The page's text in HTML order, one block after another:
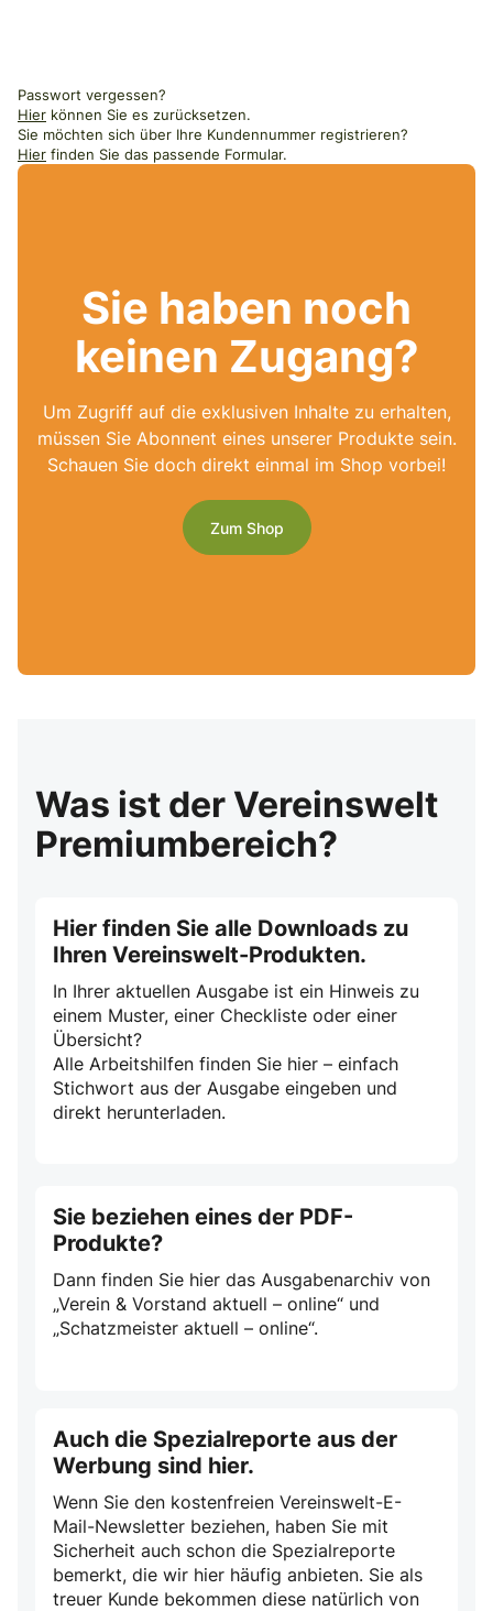
Passwort vergessen?
Hier können Sie es zurücksetzen.
Sie möchten sich über Ihre Kundennummer registrieren?
Hier finden Sie das passende Formular.
Sie haben noch
keinen Zugang?
Um Zugriff auf die exklusiven Inhalte zu erhalten,
müssen Sie Abonnent eines unserer Produkte sein.
Schauen Sie doch direkt einmal im Shop vorbei!
Zum Shop
Was ist der Vereinswelt
Premiumbereich?
Hier finden Sie alle Downloads zu
Ihren Vereinswelt-Produkten.
In Ihrer aktuellen Ausgabe ist ein Hinweis zu
einem Muster, einer Checkliste oder einer
Übersicht?
Alle Arbeitshilfen finden Sie hier – einfach
Stichwort aus der Ausgabe eingeben und
direkt herunterladen.
Sie beziehen eines der PDF-
Produkte?
Dann finden Sie hier das Ausgabenarchiv von
„Verein & Vorstand aktuell – online“ und
„Schatzmeister aktuell – online“.
Auch die Spezialreporte aus der
Werbung sind hier.
Wenn Sie den kostenfreien Vereinswelt-E-
Mail-Newsletter beziehen, haben Sie mit
Sicherheit auch schon die Spezialreporte
bemerkt, die wir hier häufig anbieten. Sie als
treuer Kunde bekommen diese natürlich von